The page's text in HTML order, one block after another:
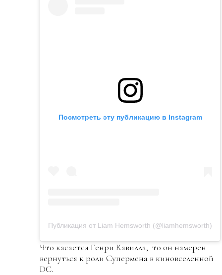
Посмотреть эту публикацию в Instagram
Публикация от Liam Hemsworth (@liamhemsworth)
Что касается Генри Кавилла, то он намерен
вернуться к роли Супермена в киновселенной
DC.